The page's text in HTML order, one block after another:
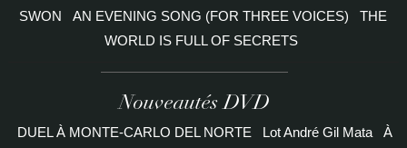
SWON
AN EVENING SONG (FOR THREE VOICES)
THE
WORLD IS FULL OF SECRETS
Nouveautés DVD
DUEL À MONTE-CARLO DEL NORTE Lot André Gil Mata
À